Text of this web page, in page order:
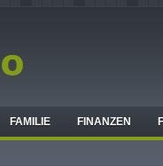
FAMILIE FINANZEN